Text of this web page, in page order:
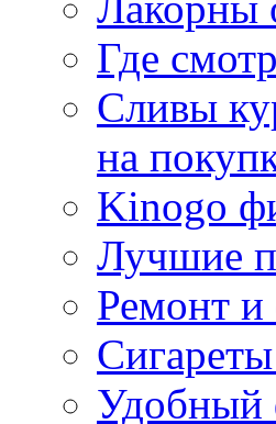
Где
Сливы
на
Kinogo
Лучшие
Ремонт и
Удобный